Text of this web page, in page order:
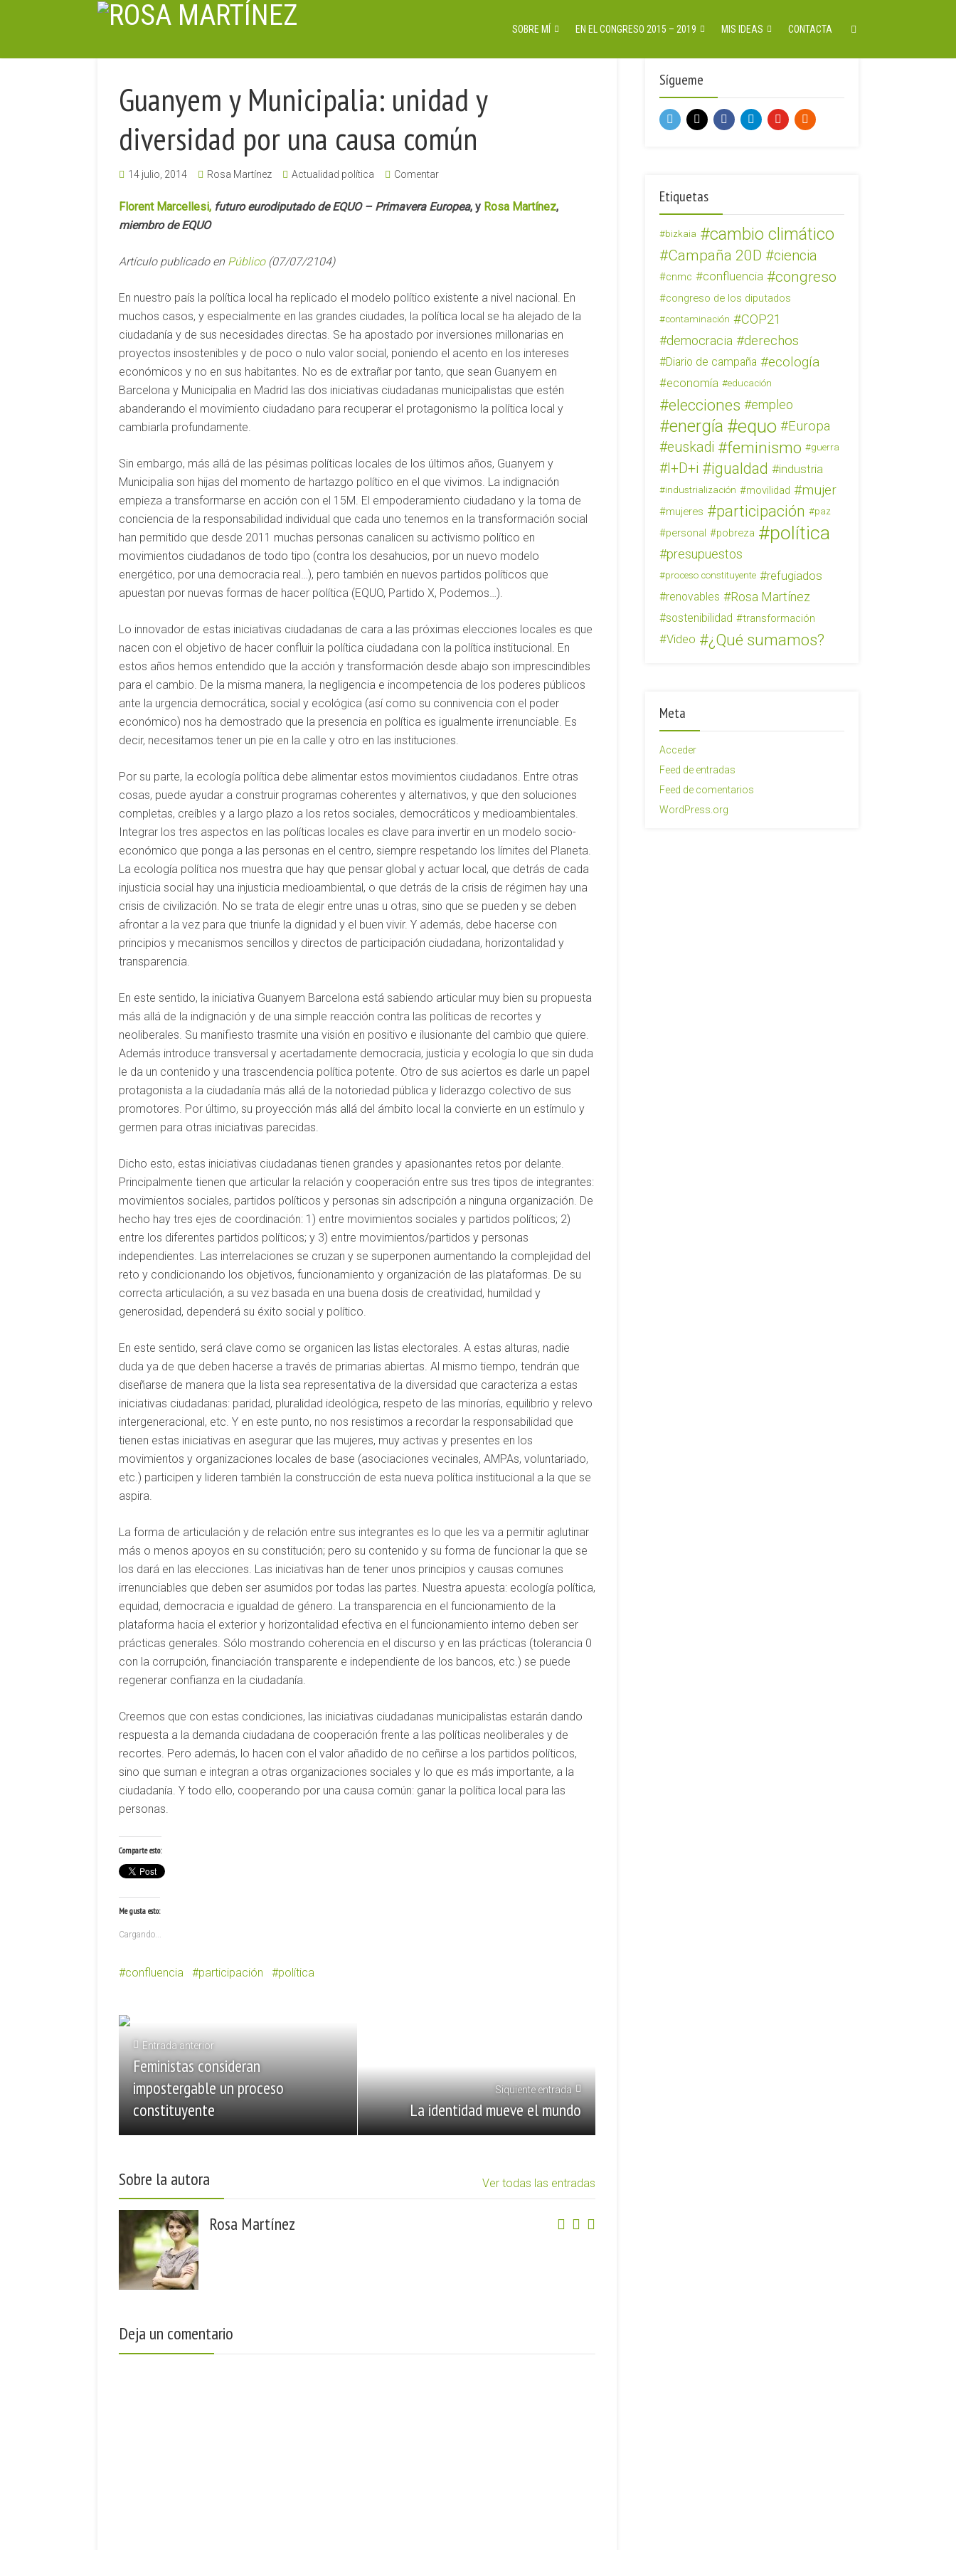
SOBRE MÍ EN EL CONGRESO 2015 – 2019 MIS IDEAS CONTACTA
Guanyem y Municipalia: unidad y
diversidad por una causa común
14 julio, 2014 Rosa Martínez Actualidad política Comentar
Florent Marcellesi, futuro eurodiputado de EQUO – Primavera Europea, y Rosa Martínez,
miembro de EQUO
Artículo publicado en Público(07/07/2104)
En nuestro país la política local ha replicado el modelo político existente a nivel nacional. En
muchos casos, y especialmente en las grandes ciudades, la política local se ha alejado de la
ciudadanía y de sus necesidades directas. Se ha apostado por inversiones millonarias en
proyectos insostenibles y de poco o nulo valor social, poniendo el acento en los intereses
económicos y no en sus habitantes. No es de extrañar por tanto, que sean Guanyem en
Barcelona y Municipalia en Madrid las dos iniciativas ciudadanas municipalistas que estén
abanderando el movimiento ciudadano para recuperar el protagonismo la política local y
cambiarla profundamente.
Sin embargo, más allá de las pésimas políticas locales de los últimos años, Guanyem y
Municipalia son hijas del momento de hartazgo político en el que vivimos. La indignación
empieza a transformarse en acción con el 15M. El empoderamiento ciudadano y la toma de
conciencia de la responsabilidad individual que cada uno tenemos en la transformación social
han permitido que desde 2011 muchas personas canalicen su activismo político en
movimientos ciudadanos de todo tipo (contra los desahucios, por un nuevo modelo
energético, por una democracia real…), pero también en nuevos partidos políticos que
apuestan por nuevas formas de hacer política (EQUO, Partido X, Podemos…).
Lo innovador de estas iniciativas ciudadanas de cara a las próximas elecciones locales es que
nacen con el objetivo de hacer confluir la política ciudadana con la política institucional. En
estos años hemos entendido que la acción y transformación desde abajo son imprescindibles
para el cambio. De la misma manera, la negligencia e incompetencia de los poderes públicos
ante la urgencia democrática, social y ecológica (así como su connivencia con el poder
económico) nos ha demostrado que la presencia en política es igualmente irrenunciable. Es
decir, necesitamos tener un pie en la calle y otro en las instituciones.
Por su parte, la ecología política debe alimentar estos movimientos ciudadanos. Entre otras
cosas, puede ayudar a construir programas coherentes y alternativos, y que den soluciones
completas, creíbles y a largo plazo a los retos sociales, democráticos y medioambientales.
Integrar los tres aspectos en las políticas locales es clave para invertir en un modelo socio-
económico que ponga a las personas en el centro, siempre respetando los límites del Planeta.
La ecología política nos muestra que hay que pensar global y actuar local, que detrás de cada
injusticia social hay una injusticia medioambiental, o que detrás de la crisis de régimen hay una
crisis de civilización. No se trata de elegir entre unas u otras, sino que se pueden y se deben
afrontar a la vez para que triunfe la dignidad y el buen vivir. Y además, debe hacerse con
principios y mecanismos sencillos y directos de participación ciudadana, horizontalidad y
transparencia.
En este sentido, la iniciativa Guanyem Barcelona está sabiendo articular muy bien su propuesta
más allá de la indignación y de una simple reacción contra las políticas de recortes y
neoliberales. Su manifiesto trasmite una visión en positivo e ilusionante del cambio que quiere.
Además introduce transversal y acertadamente democracia, justicia y ecología lo que sin duda
le da un contenido y una trascendencia política potente. Otro de sus aciertos es darle un papel
protagonista a la ciudadanía más allá de la notoriedad pública y liderazgo colectivo de sus
promotores. Por último, su proyección más allá del ámbito local la convierte en un estímulo y
germen para otras iniciativas parecidas.
Dicho esto, estas iniciativas ciudadanas tienen grandes y apasionantes retos por delante.
Principalmente tienen que articular la relación y cooperación entre sus tres tipos de integrantes:
movimientos sociales, partidos políticos y personas sin adscripción a ninguna organización. De
hecho hay tres ejes de coordinación: 1) entre movimientos sociales y partidos políticos; 2)
entre los diferentes partidos políticos; y 3) entre movimientos/partidos y personas
independientes. Las interrelaciones se cruzan y se superponen aumentando la complejidad del
reto y condicionando los objetivos, funcionamiento y organización de las plataformas. De su
correcta articulación, a su vez basada en una buena dosis de creatividad, humildad y
generosidad, dependerá su éxito social y político.
En este sentido, será clave como se organicen las listas electorales. A estas alturas, nadie
duda ya de que deben hacerse a través de primarias abiertas. Al mismo tiempo, tendrán que
diseñarse de manera que la lista sea representativa de la diversidad que caracteriza a estas
iniciativas ciudadanas: paridad, pluralidad ideológica, respeto de las minorías, equilibrio y relevo
intergeneracional, etc. Y en este punto, no nos resistimos a recordar la responsabilidad que
tienen estas iniciativas en asegurar que las mujeres, muy activas y presentes en los
movimientos y organizaciones locales de base (asociaciones vecinales, AMPAs, voluntariado,
etc.) participen y lideren también la construcción de esta nueva política institucional a la que se
aspira.
La forma de articulación y de relación entre sus integrantes es lo que les va a permitir aglutinar
más o menos apoyos en su constitución; pero su contenido y su forma de funcionar la que se
los dará en las elecciones. Las iniciativas han de tener unos principios y causas comunes
irrenunciables que deben ser asumidos por todas las partes. Nuestra apuesta: ecología política,
equidad, democracia e igualdad de género. La transparencia en el funcionamiento de la
plataforma hacia el exterior y horizontalidad efectiva en el funcionamiento interno deben ser
prácticas generales. Sólo mostrando coherencia en el discurso y en las prácticas (tolerancia 0
con la corrupción, financiación transparente e independiente de los bancos, etc.) se puede
regenerar confianza en la ciudadanía.
Creemos que con estas condiciones, las iniciativas ciudadanas municipalistas estarán dando
respuesta a la demanda ciudadana de cooperación frente a las políticas neoliberales y de
recortes. Pero además, lo hacen con el valor añadido de no ceñirse a los partidos políticos,
sino que suman e integran a otras organizaciones sociales y lo que es más importante, a la
ciudadanía. Y todo ello, cooperando por una causa común: ganar la política local para las
personas.
Comparte esto:
Me gusta esto:
Cargando...
confluencia participación política
Entrada anterior
Feministas consideran
impostergable un proceso
constituyente
Siquiente entrada
La identidad mueve el mundo
Sobre la autora Ver todas las entradas
Rosa Martínez
Deja un comentario
Sígueme
Etiquetas
bizkaia cambio climático
Campaña 20D ciencia
cnmc confluencia congreso
congreso de los diputados
contaminación COP21
democracia derechos
Diario de campaña ecología
economía educación
elecciones empleo
energía equo Europa
euskadi feminismo guerra
I+D+i igualdad industria
industrialización movilidad mujer
mujeres participación paz
personal pobreza política
presupuestos
proceso constituyente refugiados
renovables Rosa Martínez
sostenibilidad transformación
Video ¿Qué sumamos?
Meta
Acceder
Feed de entradas
Feed de comentarios
WordPress.org